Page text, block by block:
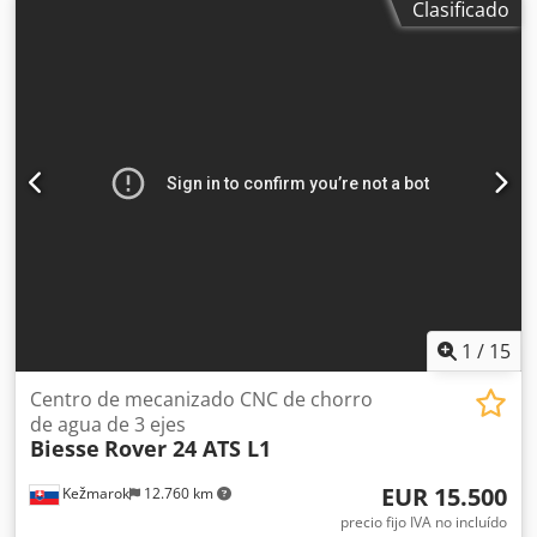
rpm Cabezales 4. Eje Eje C posiciones de cambio de
bomba de vacío 2 x 125m³/h Cinta transportadora de
virutas
Clasificado
1 / 15
Kežmarok 12.760 km
Centro de mecanizado CNC de chorro
de agua de 3 ejes
Biesse Rover 24 ATS L1
EUR 15.500
precio fijo IVA no incluído